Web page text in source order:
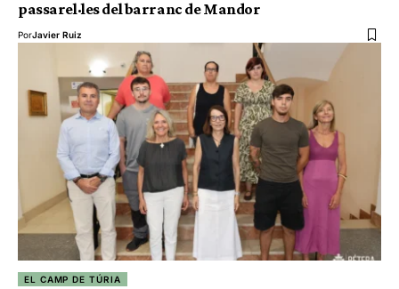
passarel·les del barranc de Mandor
PorJavier Ruiz
EL CAMP DE TÚRIA